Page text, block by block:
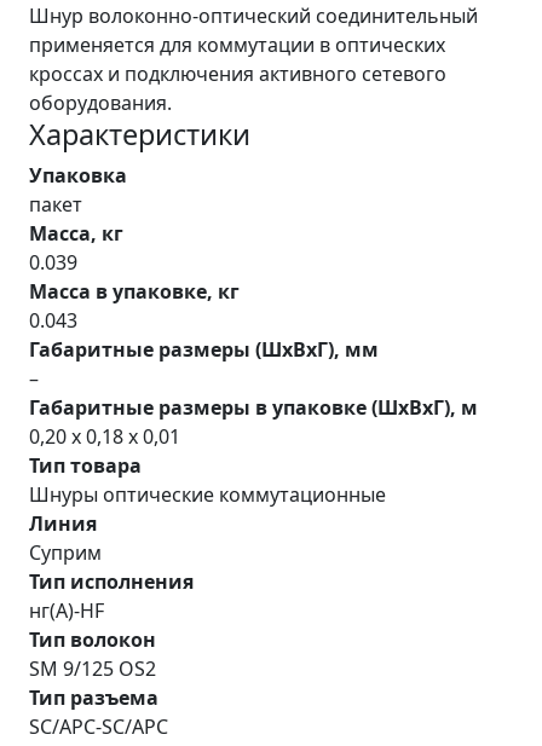
Шнур волоконно-оптический соединительный
применяется для коммутации в оптических
кроссах и подключения активного сетевого
оборудования.
Характеристики
Упаковка
пакет
Масса, кг
0.039
Масса в упаковке, кг
0.043
Габаритные размеры (ШхВхГ), мм
–
Габаритные размеры в упаковке (ШхВхГ), м
0,20 x 0,18 x 0,01
Тип товара
Шнуры оптические коммутационные
Линия
Суприм
Тип исполнения
нг(A)-HF
Тип волокон
SM 9/125 OS2
Тип разъема
SC/APC-SC/APC